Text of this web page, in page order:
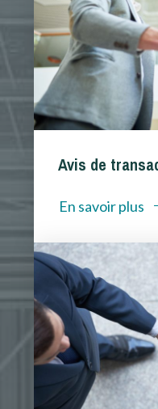
Avis de
En savoir plus